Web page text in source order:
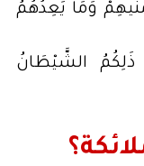
وَمَا يَعِدُهُمُ
ذَلِكُمُ الشَّيْطَانُ